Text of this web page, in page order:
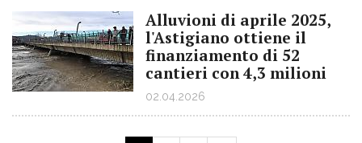
Alluvioni di aprile 2025,
l'Astigiano ottiene il
finanziamento di 52
cantieri con 4,3 milioni
02.04.2026